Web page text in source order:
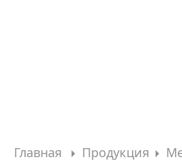
Главная Продукция